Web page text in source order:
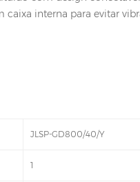
caixa interna para evitar
JLSP-GD800/40/Y
1